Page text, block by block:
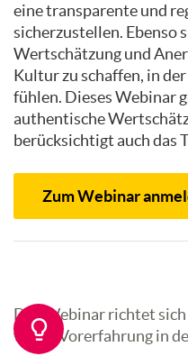
eine transparente und
sicherzustellen. Ebenso
Wertschätzung und
Kultur zu schaffen, in
fühlen. Dieses Webinar
authentische
berücksichtigt auch das
Zum Webinar
Das Webinar richtet
wenig Vorerfahrung in